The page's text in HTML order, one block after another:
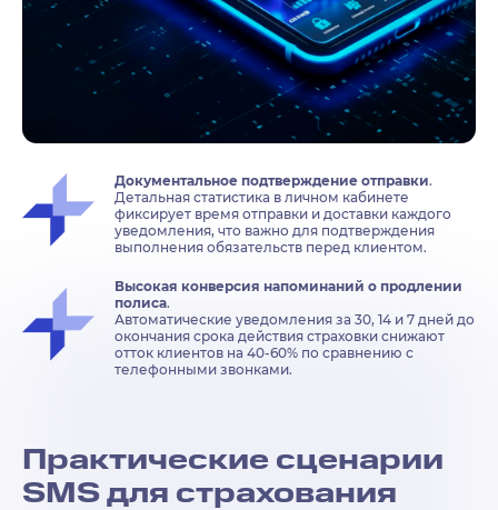
Документальное подтверждение отправки.
Детальная статистика в личном кабинете
фиксирует время отправки и доставки каждого
уведомления, что важно для подтверждения
выполнения обязательств перед клиентом.
Высокая конверсия напоминаний о продлении
полиса.
Автоматические уведомления за 30, 14 и 7 дней до
окончания срока действия страховки снижают
отток клиентов на 40-60% по сравнению с
телефонными звонками.
Практические сценарии
SMS для страхования